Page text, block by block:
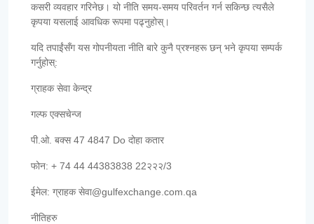
कसरी व्यवहार गरिनेछ। यो नीति समय-समय परिवर्तन गर्न सकिन्छ त्यसैले
कृपया यसलाई आवधिक रूपमा पढ्नुहोस्।
यदि तपाईंसँग यस गोपनीयता नीति बारे कुनै प्रश्नहरू छन् भने कृपया सम्पर्क
गर्नुहोस्:
ग्राहक सेवा केन्द्र
गल्फ एक्सचेन्ज
पी.ओ. बक्स 47 4847 Do दोहा कतार
फोन: + 74 44 44383838 22२२२/3
ईमेल: ग्राहक सेवा@gulfexchange.com.qa
नीतिहरु